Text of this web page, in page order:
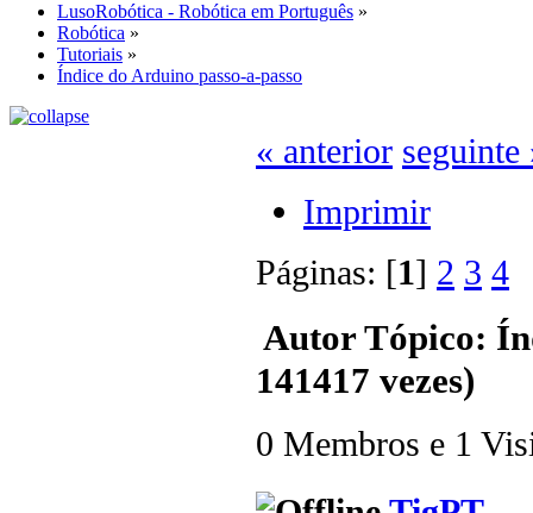
LusoRobótica - Robótica em Português »
Robótica »
Tutoriais »
Índice do Arduino passo-a-passo
« anterior seguinte
Imprimir
Páginas: [1] 2 3 4
AutorTópico:
141417 vezes)
0 Membros e 1